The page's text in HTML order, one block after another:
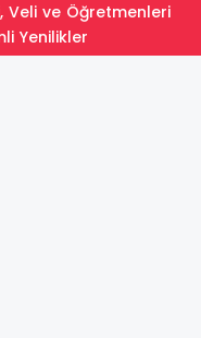
Yenilikler